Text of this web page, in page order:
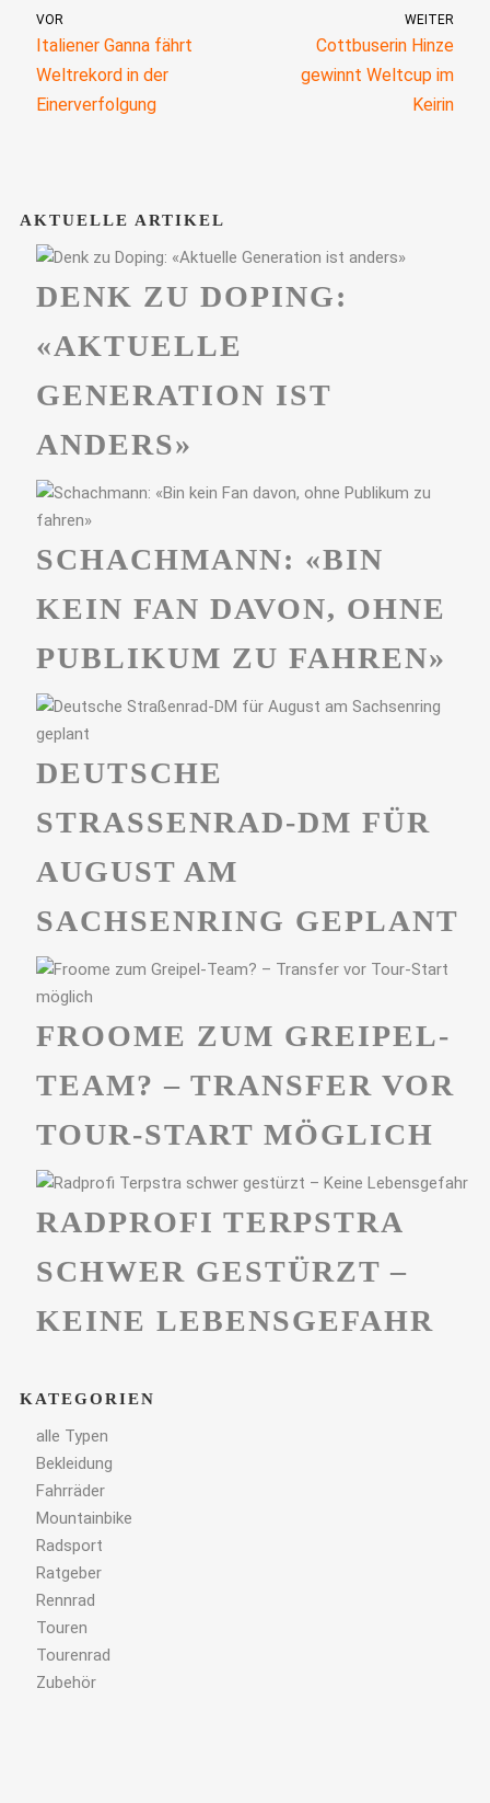
VOR
Italiener Ganna fährt
Weltrekord in der
Einerverfolgung
WEITER
Cottbuserin Hinze
gewinnt Weltcup im
Keirin
AKTUELLE ARTIKEL
DENK ZU DOPING:
«AKTUELLE
GENERATION IST
ANDERS»
SCHACHMANN: «BIN
KEIN FAN DAVON, OHNE
PUBLIKUM ZU FAHREN»
DEUTSCHE
STRASSENRAD-DM FÜR A
UGUST AM S
ACHSENRING GEPLANT
FROOME ZUM GREIPEL-
TEAM? – TRANSFER VOR
TOUR-START MÖGLICH
RADPROFI TERPSTRA
SCHWER GESTÜRZT –
KEINE LEBENSGEFAHR
KATEGORIEN
alle Typen
Bekleidung
Fahrräder
Mountainbike
Radsport
Ratgeber
Rennrad
Touren
Tourenrad
Zubehör